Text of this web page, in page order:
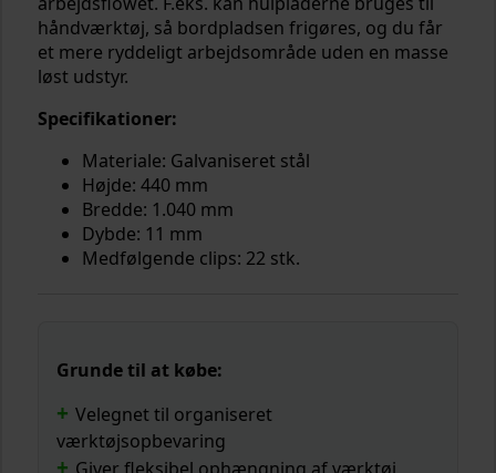
håndværktøj, så bordpladsen frigøres, og du får
et mere ryddeligt arbejdsområde uden en masse
løst udstyr.
Specifikationer:
Materiale: Galvaniseret stål
Højde: 440 mm
Bredde: 1.040 mm
Dybde: 11 mm
Medfølgende clips: 22 stk.
Grunde til at købe:
Velegnet til organiseret
værktøjsopbevaring